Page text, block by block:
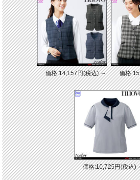
価格:14,157円(税込)～ 価格
価格:10,725円(税込)